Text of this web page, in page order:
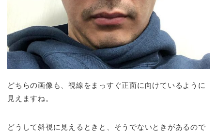
どちらの画像も、視線をまっすぐ正面に向けているように
見えますね。
どうして斜視に見えるときと、そうでないときがあるので